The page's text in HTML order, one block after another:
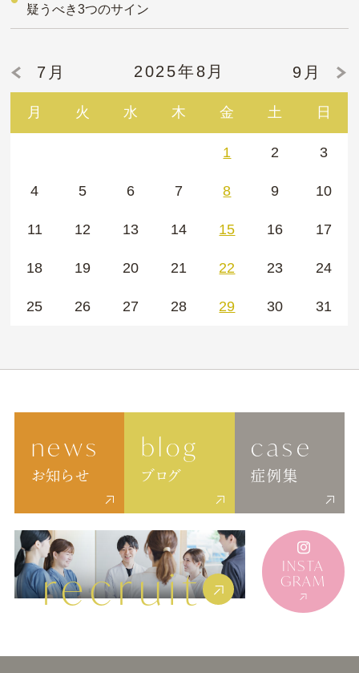
疑うべき3つのサイン
2025年8月
月 火 水 木 金 土 日
7月 9月
1 2 3
4 5 6 7 8 9 10
11 12 13 14 15 16 17
18 19 20 21 22 23 24
25 26 27 28 29 30 31
news
お知らせ
blog
ブログ
case
症例集
recruit INSTA
GRAM